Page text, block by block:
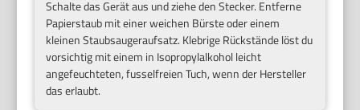
Schalte das Gerät aus und ziehe den Stecker. Entferne
Papierstaub mit einer weichen Bürste oder einem
kleinen Staubsaugeraufsatz. Klebrige Rückstände löst du
vorsichtig mit einem in Isopropylalkohol leicht
angefeuchteten, fusselfreien Tuch, wenn der Hersteller
das erlaubt.